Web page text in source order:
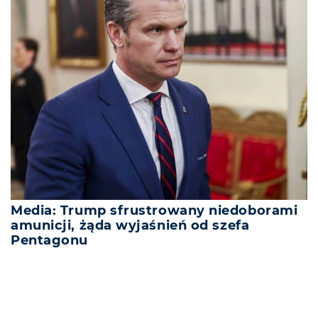
Media: Trump sfrustrowany niedoborami
amunicji, żąda wyjaśnień od szefa
Pentagonu